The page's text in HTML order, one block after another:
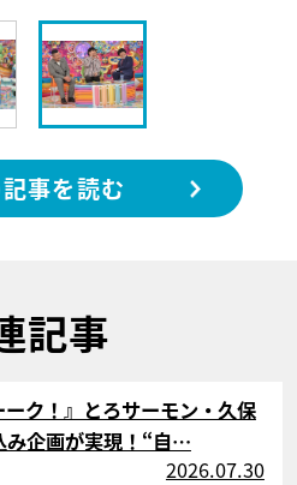
事を読む
記事
ーク！』とろサーモン・久保
み企画が実現！“自…
2026.07.30